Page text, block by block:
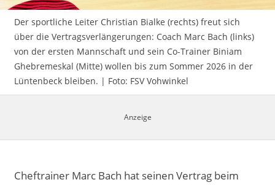
Der sportliche Leiter Christian Bialke (rechts) freut sich
über die Vertragsverlängerungen: Coach Marc Bach (links)
von der ersten Mannschaft und sein Co-Trainer Biniam
Ghebremeskal (Mitte) wollen bis zum Sommer 2026 in der
Lüntenbeck bleiben. | Foto: FSV Vohwinkel
Cheftrainer Marc Bach hat seinen Vertrag beim